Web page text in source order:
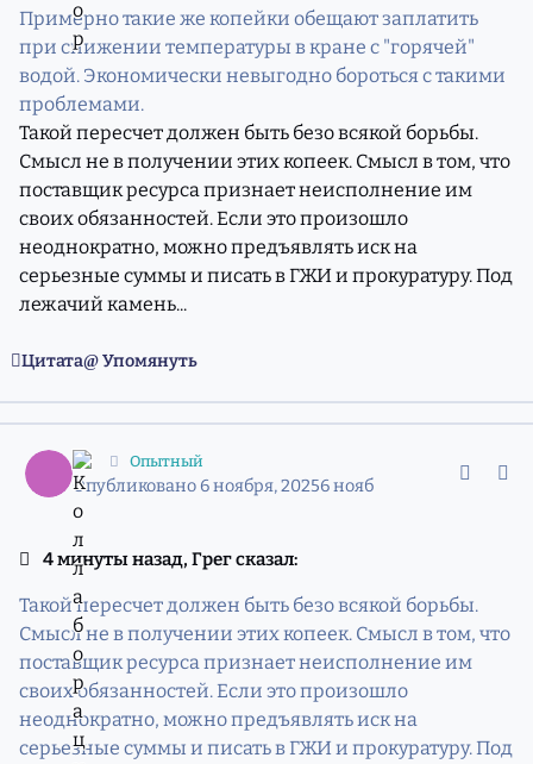
Примерно такие же копейки обещают заплатить
при снижении температуры в кране с "горячей"
водой. Экономически невыгодно бороться с такими
проблемами.
Такой пересчет должен быть безо всякой борьбы.
Смысл не в получении этих копеек. Смысл в том, что
поставщик ресурса признает неисполнение им
своих обязанностей. Если это произошло
неоднократно, можно предъявлять иск на
серьезные суммы и писать в ГЖИ и прокуратуру. Под
лежачий камень...
Цитата Упомянуть
::: Опытный
Опубликовано 6 ноября, 20256 нояб
4 минуты назад, Грег сказал:
Такой пересчет должен быть безо всякой борьбы.
Смысл не в получении этих копеек. Смысл в том, что
поставщик ресурса признает неисполнение им
своих обязанностей. Если это произошло
неоднократно, можно предъявлять иск на
серьезные суммы и писать в ГЖИ и прокуратуру. Под